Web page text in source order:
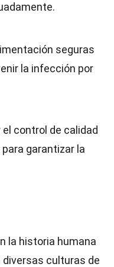
seguras
la infección por
control de calidad
garantizar la
la historia humana
diversas culturas de